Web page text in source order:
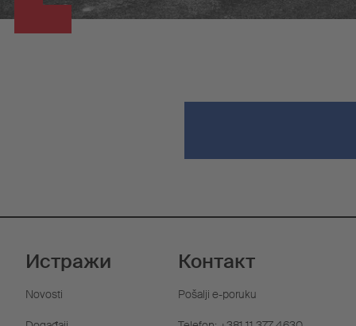
Истражи
Novosti
Контакт
Pošalji e-poruku